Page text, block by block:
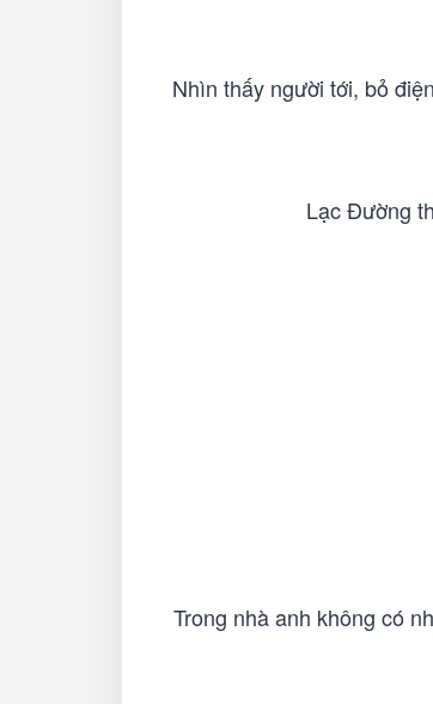
Nhìn thấy người tới, bỏ
Lạc Đường
Trong nhà anh không có